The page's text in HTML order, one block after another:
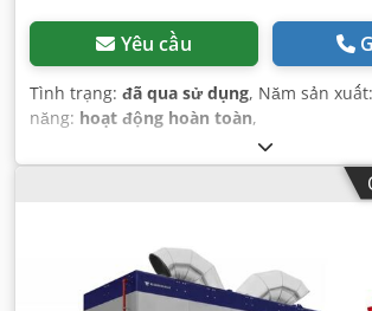
Yêu cầu
Tình trạng: đã qua sử dụng, Năm sản xuất:
năng: hoạt động hoàn toàn,